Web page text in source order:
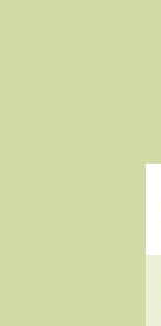
RYCHLOVKY